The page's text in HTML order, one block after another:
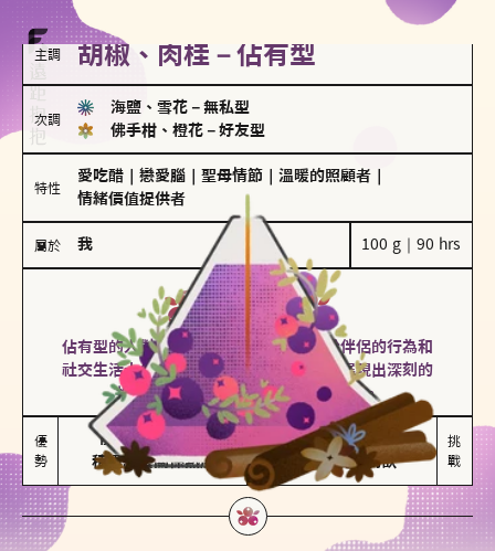
主調 胡椒、肉桂－佔有型
次調
海鹽、雪花 － 無私型
佛手柑、橙花 － 好友型
特性
愛吃醋 戀愛腦 聖母情節 溫暖的照顧者
情緒價值提供者
屬於 我 100 g｜90 hrs
佔有型
胡椒、肉桂
佔有型的人對愛情有強烈的保護欲，對於伴侶的行為和
社交生活十分敏感、容易吃醋。在關係中展現出深刻的
投入和激情，但也可能讓人感到窒息。
優
勢
能建立緊密關係
積極維繫關係熱度
嫉妒心較強
可能出現控制欲
挑
戰